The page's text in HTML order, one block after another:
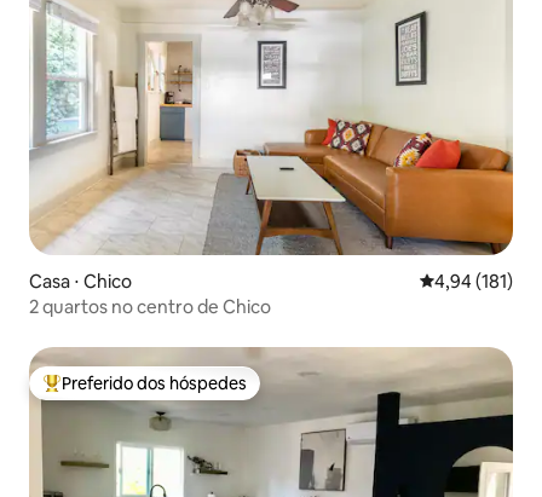
Casa ⋅ Chico 4,94 de uma
4,94 (181)
2 quartos no centro de Chico
Entre os melhores preferidos dos hóspedes
Preferido dos hóspedes